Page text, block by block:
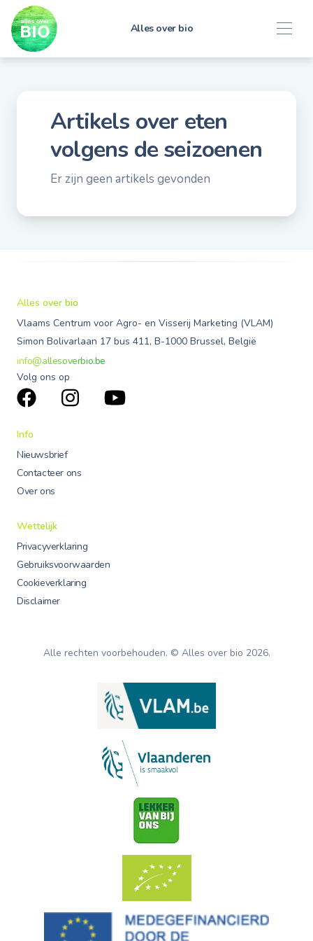
Alles over bio
Artikels over eten
volgens de seizoenen
Er zijn geen artikels gevonden
Alles over bio
Vlaams Centrum voor Agro- en Visserij Marketing (VLAM)
Simon Bolivarlaan 17 bus 411, B-1000 Brussel, België
info@allesoverbio.be
Volg ons op
Info
Nieuwsbrief
Contacteer ons
Over ons
Wettelijk
Privacyverklaring
Gebruiksvoorwaarden
Cookieverklaring
Disclaimer
Alle rechten voorbehouden. © Alles over bio 2026.